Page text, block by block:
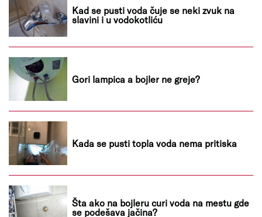
Kad se pusti voda čuje se neki zvuk na
slavini i u vodokotliću
Gori lampica a bojler ne greje?
Kada se pusti topla voda nema pritiska
Šta ako na bojleru curi voda na mestu gde
se podešava jačina?